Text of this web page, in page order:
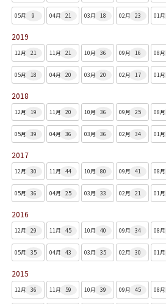
05月 9 04月 21 03月 18 02月 23 01月
2019
12月 21 11月 21 10月 36 09月 16 08月
05月 18 04月 20 03月 20 02月 17 01月
2018
12月 19 11月 20 10月 36 09月 25 08月
05月 39 04月 36 03月 36 02月 34 01月
2017
12月 30 11月 44 10月 80 09月 41 08月
05月 36 04月 25 03月 33 02月 21 01月
2016
12月 29 11月 45 10月 40 09月 34 08月
05月 35 04月 43 03月 35 02月 30 01月
2015
12月 36 11月 59 10月 39 09月 45 08月